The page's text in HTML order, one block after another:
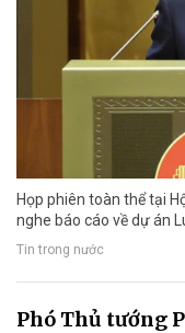
Họp phiên toàn thể tại
nghe báo cáo về dự án
Tin trong nước
Phó Thủ tướng